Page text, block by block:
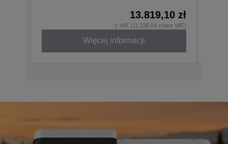
13.819,10 zł
z VAT (11.235,04 zł bez VAT)
Więcej informacji